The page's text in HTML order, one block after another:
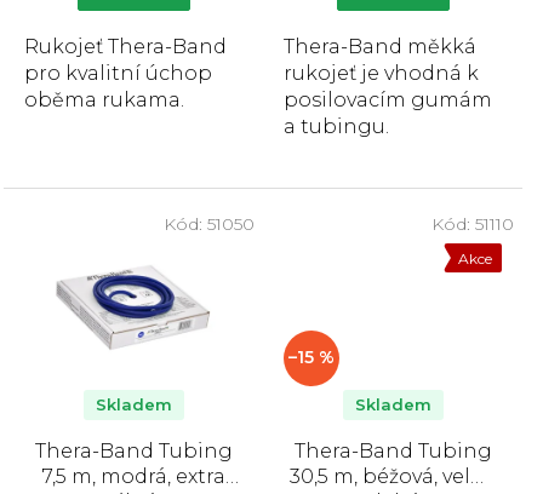
hvězdiček.
Rukojeť Thera-Band
pro kvalitní úchop
oběma rukama.
hvězdiček.
Thera-Band měkká
rukojeť je vhodná k
posilovacím gumám
a tubingu.
Thera-Band Tubing
7,5 m, modrá, extra
Skladem
Kód: 51050
Akce
–15 %
Thera-Band Tubing
30,5 m, béžová, velmi
Skladem
Kód: 51110